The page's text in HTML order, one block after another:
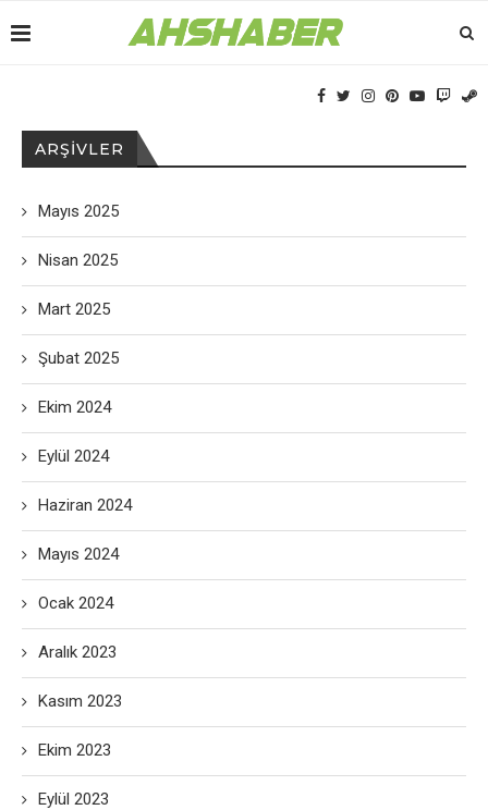
ARŞIVLER
Mayıs 2025
Nisan 2025
Mart 2025
Şubat 2025
Ekim 2024
Eylül 2024
Haziran 2024
Mayıs 2024
Ocak 2024
Aralık 2023
Kasım 2023
Ekim 2023
Eylül 2023